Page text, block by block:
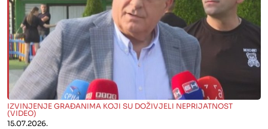
" alt="">
IZVINJENJE GRAĐANIMA KOJI SU DOŽIVJELI NEPRIJATNOST
(VIDEO)
15.07.2026.